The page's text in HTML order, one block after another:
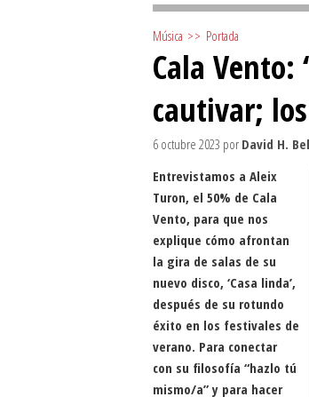
Música >> Portada
Cala Vento:
cautivar;
6 octubre 2023 por David H.
Entrevistamos a Aleix
Turon, el 50% de Cala
Vento, para que nos
explique cómo afrontan
la gira de salas de su
nuevo disco, ‘Casa linda’,
después de su rotundo
éxito en los festivales de
verano. Para conectar
con su filosofía “hazlo tú
mismo/a” y para hacer